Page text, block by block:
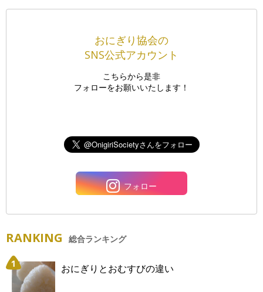
おにぎり協会の
SNS公式アカウント
こちらから是非
フォローをお願いいたします！
フォロー
RANKING 総合ランキング
おにぎりとおむすびの違い